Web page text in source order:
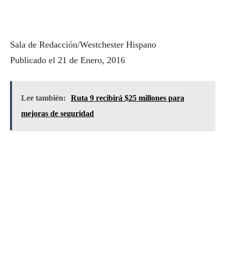
Sala de Redacción/Westchester Hispano
Publicado el 21 de Enero, 2016
Lee también:
Ruta 9 recibirá $25 millones para
mejoras de seguridad